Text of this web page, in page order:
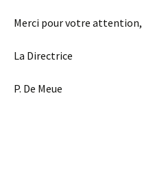
Merci pour votre attention,
La Directrice
P. De Meue